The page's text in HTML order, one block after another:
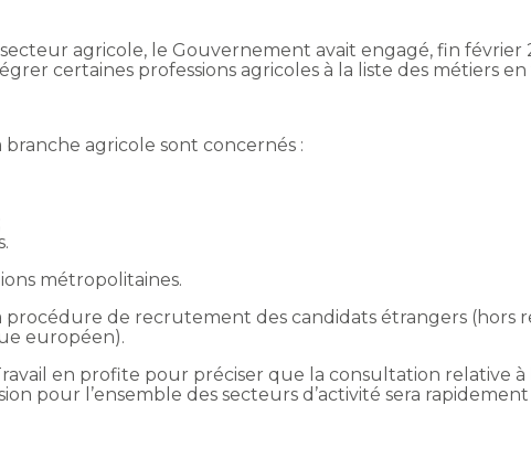
agricole, le Gouvernement avait engagé, fin
certaines professions agricoles à la liste des métiers en
agricole sont concernés :
métropolitaines.
de recrutement des candidats étrangers (hors
européen).
en profite pour préciser que la consultation relative à
pour l’ensemble des secteurs d’activité sera